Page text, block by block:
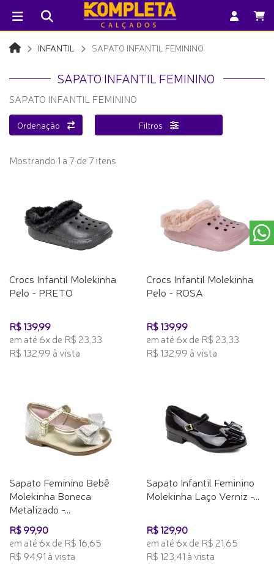
INFANTIL SAPATO INFANTIL FEMININO
SAPATO INFANTIL FEMININO
SAPATO INFANTIL FEMININO
Ordenação Filtros
Mostrando 1 a 7 de 7 itens
Crocs Infantil Molekinha
Pelo - PRETO
R$ 139,99
em até 6x de R$ 23,33
R$ 132,99 à vista
Crocs Infantil Molekinha
Pelo - ROSA
R$ 139,99
em até 6x de R$ 23,33
R$ 132,99 à vista
Sapato Feminino Bebê
Molekinha Boneca
Metalizado -...
R$ 99,90
em até 6x de R$ 16,65
R$ 94,91 à vista
Sapato Infantil Feminino
Molekinha Laço Verniz -...
R$ 129,90
em até 6x de R$ 21,65
R$ 123,41 à vista